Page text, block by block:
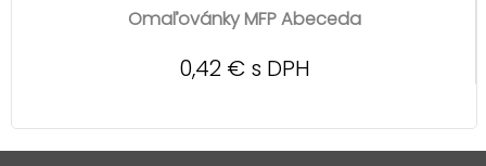
Omaľovánky MFP Abeceda
0,42 € s DPH